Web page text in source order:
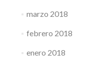
marzo 2018
febrero 2018
enero 2018